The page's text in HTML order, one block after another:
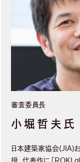
審査委員長
小堀哲夫氏
日本建築家協会(JIA)